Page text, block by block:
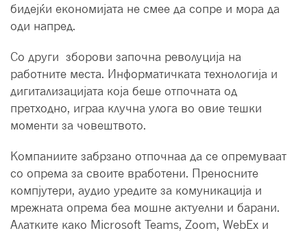
бидејќи економијата не смее да сопре и мора да
оди напред.
Со други зборови започна револуција на
работните места. Информатичката технологија и
дигитализацијата која беше отпочната од
претходно, играа клучна улога во овие тешки
моменти за човештвото.
Компаниите забрзано отпочнаа да се опремуваат
со опрема за своите вработени. Преносните
компјутери, аудио уредите за комуникација и
мрежната опрема беа мошне актуелни и барани.
Алатките како Microsoft Teams, Zoom, WebEx и